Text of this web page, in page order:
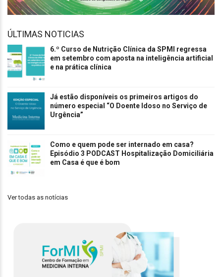
ÚLTIMAS NOTICIAS
6.º Curso de Nutrição Clínica da SPMI regressa
em setembro com aposta na inteligência artificial
e na prática clínica
Já estão disponíveis os primeiros artigos do
número especial “O Doente Idoso no Serviço de
Urgência”
Como e quem pode ser internado em casa?
Episódio 3 PODCAST Hospitalização Domiciliária
em Casa é que é bom
Ver todas as notícias